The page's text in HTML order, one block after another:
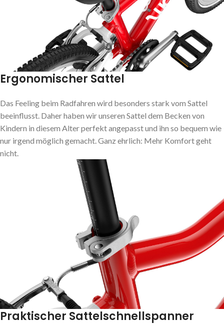
Ergonomischer Sattel
Das Feeling beim Radfahren wird besonders stark vom Sattel
beeinflusst. Daher haben wir unseren Sattel dem Becken von
Kindern in diesem Alter perfekt angepasst und ihn so bequem wie
nur irgend möglich gemacht. Ganz ehrlich: Mehr Komfort geht
nicht.
Praktischer Sattelschnellspanner